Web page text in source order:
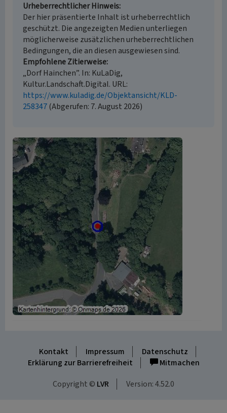
Urheberrechtlicher Hinweis
Der hier präsentierte Inhalt ist urheberrechtlich
geschützt. Die angezeigten Medien unterliegen
möglicherweise zusätzlichen urheberrechtlichen
Bedingungen, die an diesen ausgewiesen sind.
Empfohlene Zitierweise
„Dorf Hainchen”. In: KuLaDig,
Kultur.Landschaft.Digital. URL:
https://www.kuladig.de/Objektansicht/KLD-
258347(Abgerufen: 7. August 2026)
Kontakt Impressum
Datenschutz
Erklärung zur Barrierefreiheit
Mitmachen
Copyright © LVR Version: 4.52.0